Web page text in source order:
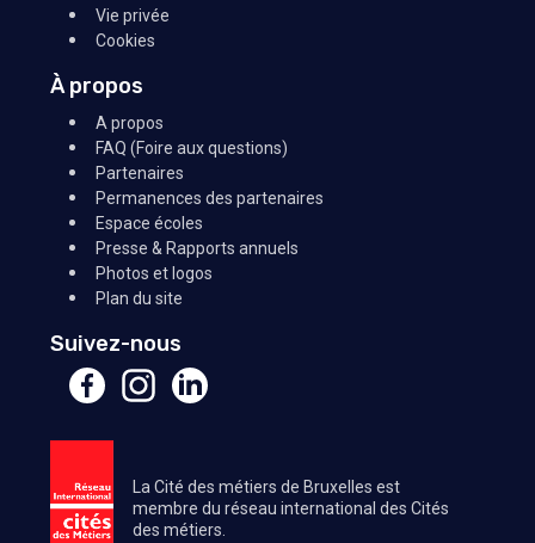
Vie privée
Cookies
À propos
A propos
FAQ (Foire aux questions)
Partenaires
Permanences des partenaires
Espace écoles
Presse & Rapports annuels
Photos et logos
Plan du site
Suivez-nous
La Cité des métiers de Bruxelles est
membre du réseau international des Cités
des métiers.